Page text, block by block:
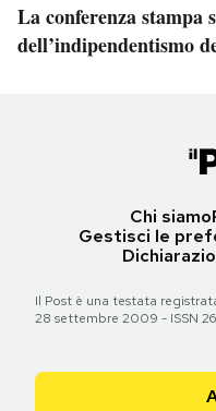
La conferenza stampa
dell’indipendentismo
Chi siamo
Gestisci le
Il Post è una testata
28 settembre 2009 - ISSN